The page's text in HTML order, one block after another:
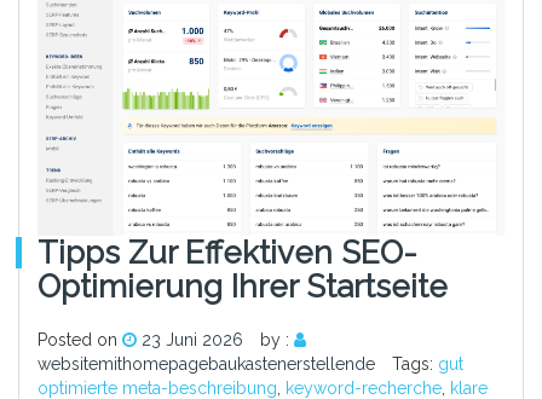
Tipps Zur Effektiven SEO-
Optimierung Ihrer Startseite
Posted on 23 Juni 2026
by :
websitemithomepagebaukastenerstellende
Tags: gut
optimierte meta-beschreibung
keyword-recherche klare